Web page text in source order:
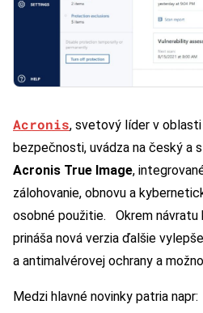
Acronis, svetový líder v
bezpečnosti, uvádza na český a
Acronis True Image,
zálohovanie, obnovu a
osobné použitie. Okrem návratu
prináša nová verzia ďalšie
a antimalvérovej ochrany a
Medzi hlavné novinky patria napr: